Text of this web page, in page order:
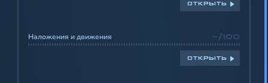
ОТКРЫТЬ
Наложения и движения -/100
ОТКРЫТЬ